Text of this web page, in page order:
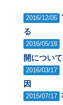
2016/12/05
る
2016/05/18
開について
2016/03/17
因
2015/07/17